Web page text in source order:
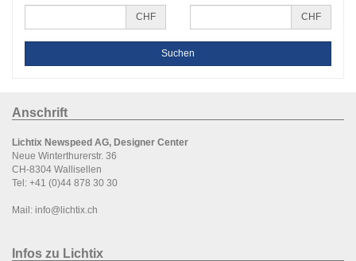
CHF CHF
Anschrift
Lichtix Newspeed AG, Designer Center
Neue Winterthurerstr. 36
CH-8304 Wallisellen
Tel: +41 (0)44 878 30 30
Mail: info@lichtix.ch
Infos zu Lichtix